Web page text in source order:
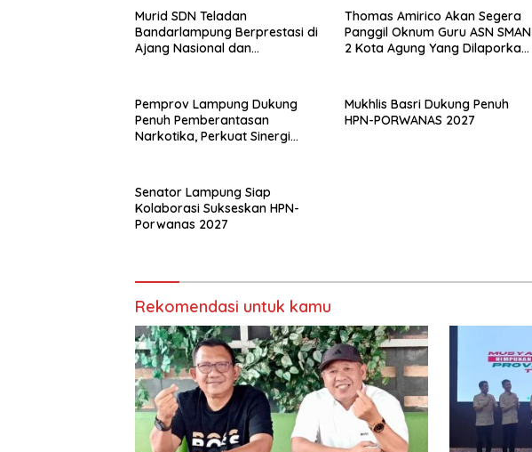
Murid SDN Teladan
Bandarlampung Berprestasi di
Ajang Nasional dan
Thomas Amirico Akan Segera
Panggil Oknum Guru ASN SMAN
2 Kota Agung Yang Dilaporkan
Pemprov Lampung Dukung
Penuh Pemberantasan
Narkotika, Perkuat Sinergi
Mukhlis Basri Dukung Penuh
HPN-PORWANAS 2027
Senator Lampung Siap
Kolaborasi Sukseskan HPN-
Porwanas 2027
Rekomendasi untuk kamu